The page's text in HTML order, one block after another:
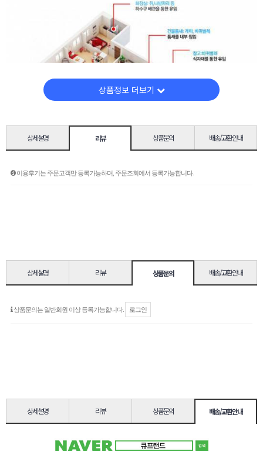
상품정보 더보기
상세설명 리뷰 상품문의 배송/교환안내
상세설명 리뷰 상품문의 배송/교환안내
상세설명 리뷰 상품문의 배송/교환안내